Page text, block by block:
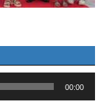
00:00